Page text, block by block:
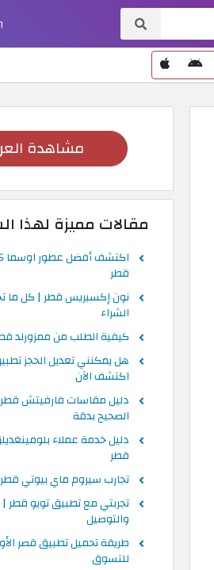
مشاهدة
مقالات مميزة لهذا
قطر
نون إكسبريس قطر | كل ما
الشراء
كيفية الطلب من ممزورلد
هل يمكنني تعديل الحجز
اكتشف الآن
دليل مقاسات فارفيتش
الصحيح بدقة
دليل خدمة عملاء
قطر
تجارب سيروم ماي بيوتي
تجربتي مع تطبيق تويو
والتوصيل
طريقة تحميل تطبيق قصر
للتسوق